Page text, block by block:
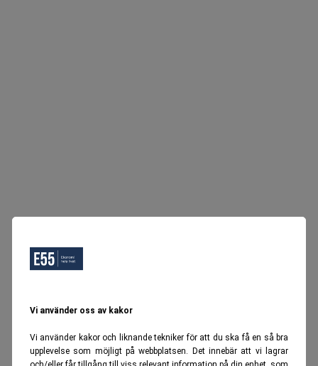
Vi använder oss av kakor
Vi använder kakor och liknande tekniker för att du ska få en så bra
upplevelse som möjligt på webbplatsen. Det innebär att vi lagrar